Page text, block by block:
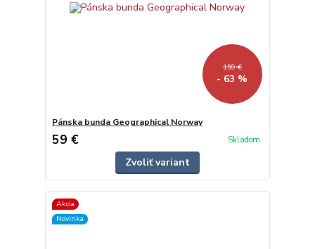
159 €
- 63 %
Pánska bunda Geographical Norway
59 € Skladom
Zvoliť variant
Akcia
Novinka